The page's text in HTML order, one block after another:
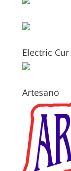
Electric Cur
Artesano